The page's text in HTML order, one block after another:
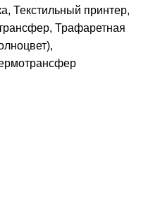
Текстильный принтер,
Трафаретная